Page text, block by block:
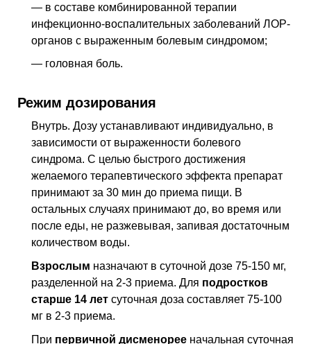
— в составе комбинированной терапии
инфекционно-воспалительных заболеваний ЛОР-
органов с выраженным болевым синдромом;
— головная боль.
Режим дозирования
Внутрь. Дозу устанавливают индивидуально, в
зависимости от выраженности болевого
синдрома. С целью быстрого достижения
желаемого терапевтического эффекта препарат
принимают за 30 мин до приема пищи. В
остальных случаях принимают до, во время или
после еды, не разжевывая, запивая достаточным
количеством воды.
Взрослым назначают в суточной дозе 75-150 мг,
разделенной на 2-3 приема. Для подростков
старше 14 лет суточная доза составляет 75-100
мг в 2-3 приема.
При первичной дисменорее начальная суточная